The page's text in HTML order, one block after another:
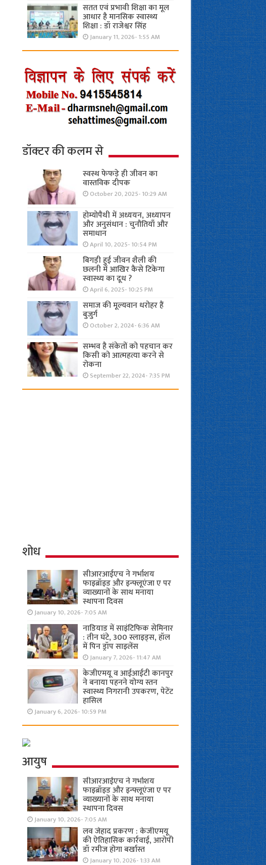
सतत एवं प्रभावी शिक्षा का मूल
आधार है मानसिक स्वास्थ्य
शिक्षा : डॉ राजेश्वर सिंह
January 11, 2026- 1:55 AM
डॉक्टर की कलम से
स्वस्थ फेफड़े ही जीवन का
वास्तविक दीपक
October 20, 2025- 10:29 AM
होम्योपैथी में अध्ययन, अध्यापन
और अनुसंधान : चुनौतियाँ और
समाधान
April 10, 2025- 10:54 PM
बिगड़ी हुई जीवन शैली की
छलनी में आखिर कैसे टिकेगा
स्वास्थ्य का दूध ?
April 6, 2025- 10:25 PM
समाज की मूल्यवान धरोहर हैं
बुजुर्ग
October 2, 2024- 6:36 AM
सम्भव है संकेतों को पहचान कर
किसी को आत्महत्या करने से
रोकना
September 22, 2024- 7:35 PM
शोध
सीआरआईएच ने गर्भाशय
फाइब्रॉइड और इन्फ्लूएंजा ए पर
व्याख्यानों के साथ मनाया
स्थापना दिवस
January 10, 2026- 7:05 AM
नाडियाड में साइंटिफिक सेमिनार
: तीन घंटे, 300 स्लाइड्स, हॉल
में पिन ड्रॉप साइलेंस
January 7, 2026- 11:47 AM
केजीएमयू व आईआईटी कानपुर
ने बनाया पहनने योग्य स्तन
स्वास्थ्य निगरानी उपकरण, पेटेंट
हासिल
January 6, 2026- 10:59 PM
आयुष
सीआरआईएच ने गर्भाशय
फाइब्रॉइड और इन्फ्लूएंजा ए पर
व्याख्यानों के साथ मनाया
स्थापना दिवस
January 10, 2026- 7:05 AM
लव जेहाद प्रकरण : केजीएमयू
की ऐतिहासिक कार्रवाई, आरोपी
डॉ रमीज होगा बर्खास्त
January 10, 2026- 1:33 AM